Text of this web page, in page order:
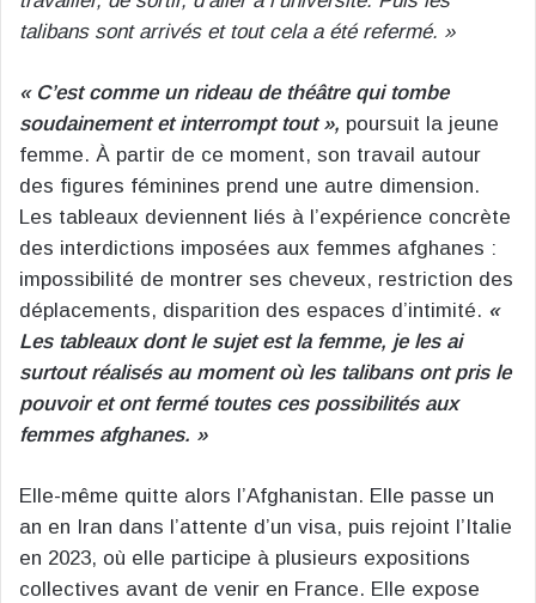
talibans sont arrivés et tout cela a été refermé. »
« C’est comme un rideau de théâtre qui tombe
soudainement et interrompt tout », poursuit la jeune
femme. À partir de ce moment, son travail autour
des figures féminines prend une autre dimension.
Les tableaux deviennent liés à l’expérience concrète
des interdictions imposées aux femmes afghanes :
impossibilité de montrer ses cheveux, restriction des
déplacements, disparition des espaces d’intimité. «
Les tableaux dont le sujet est la femme, je les ai
surtout réalisés au moment où les talibans ont pris le
pouvoir et ont fermé toutes ces possibilités aux
femmes afghanes. »
Elle-même quitte alors l’Afghanistan. Elle passe un
an en Iran dans l’attente d’un visa, puis rejoint l’Italie
en 2023, où elle participe à plusieurs expositions
collectives avant de venir en France. Elle expose